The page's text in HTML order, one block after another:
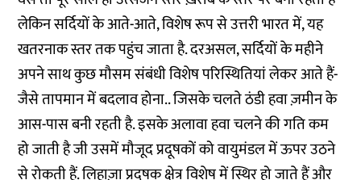
लेकिन सर्दियों के आते-आते, विशेष रूप से उत्तरी भारत में, यह
खतरनाक स्तर तक पहुंच जाता है. दरअसल, सर्दियों के महीने
अपने साथ कुछ मौसम संबंधी विशेष परिस्थितियां लेकर आते हैं-
जैसे तापमान में बदलाव होना.. जिसके चलते ठंडी हवा ज़मीन के
आस-पास बनी रहती है. इसके अलावा हवा चलने की गति कम
हो जाती है जी उसमें मौजूद प्रदूषकों को वायुमंडल में ऊपर उठने
से रोकती हैं. लिहाज़ा प्रदूषक क्षेत्र विशेष में स्थिर हो जाते हैं और